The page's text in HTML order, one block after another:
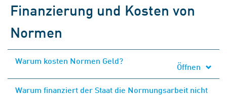
Finanzierung und Kosten von
Normen
Warum kosten Normen Geld?
Öffnen
Warum finanziert der Staat die Normungsarbeit nicht